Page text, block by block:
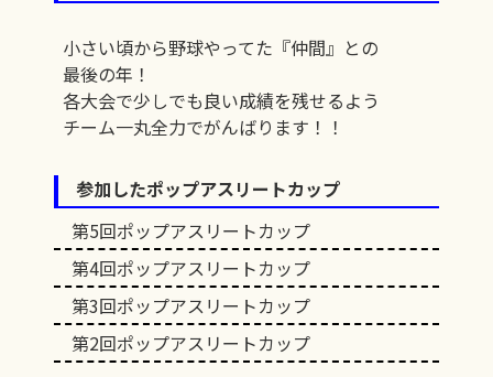
小さい頃から野球やってた『仲間』との
最後の年！
各大会で少しでも良い成績を残せるよう
チーム一丸全力でがんばります！！
参加したポップアスリートカップ
第5回ポップアスリートカップ
第4回ポップアスリートカップ
第3回ポップアスリートカップ
第2回ポップアスリートカップ